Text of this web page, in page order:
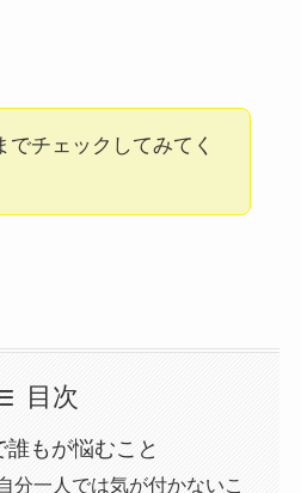
でチェックしてみてく
目次
もが悩むこと
分一人では気が付かないこ